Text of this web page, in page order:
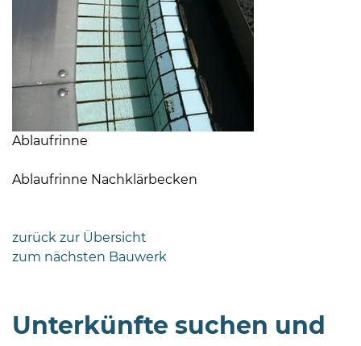
Ablaufrinne
Ablaufrinne Nachklärbecken
zurück zur Übersicht
zum nächsten Bauwerk
Unterkünfte suchen und